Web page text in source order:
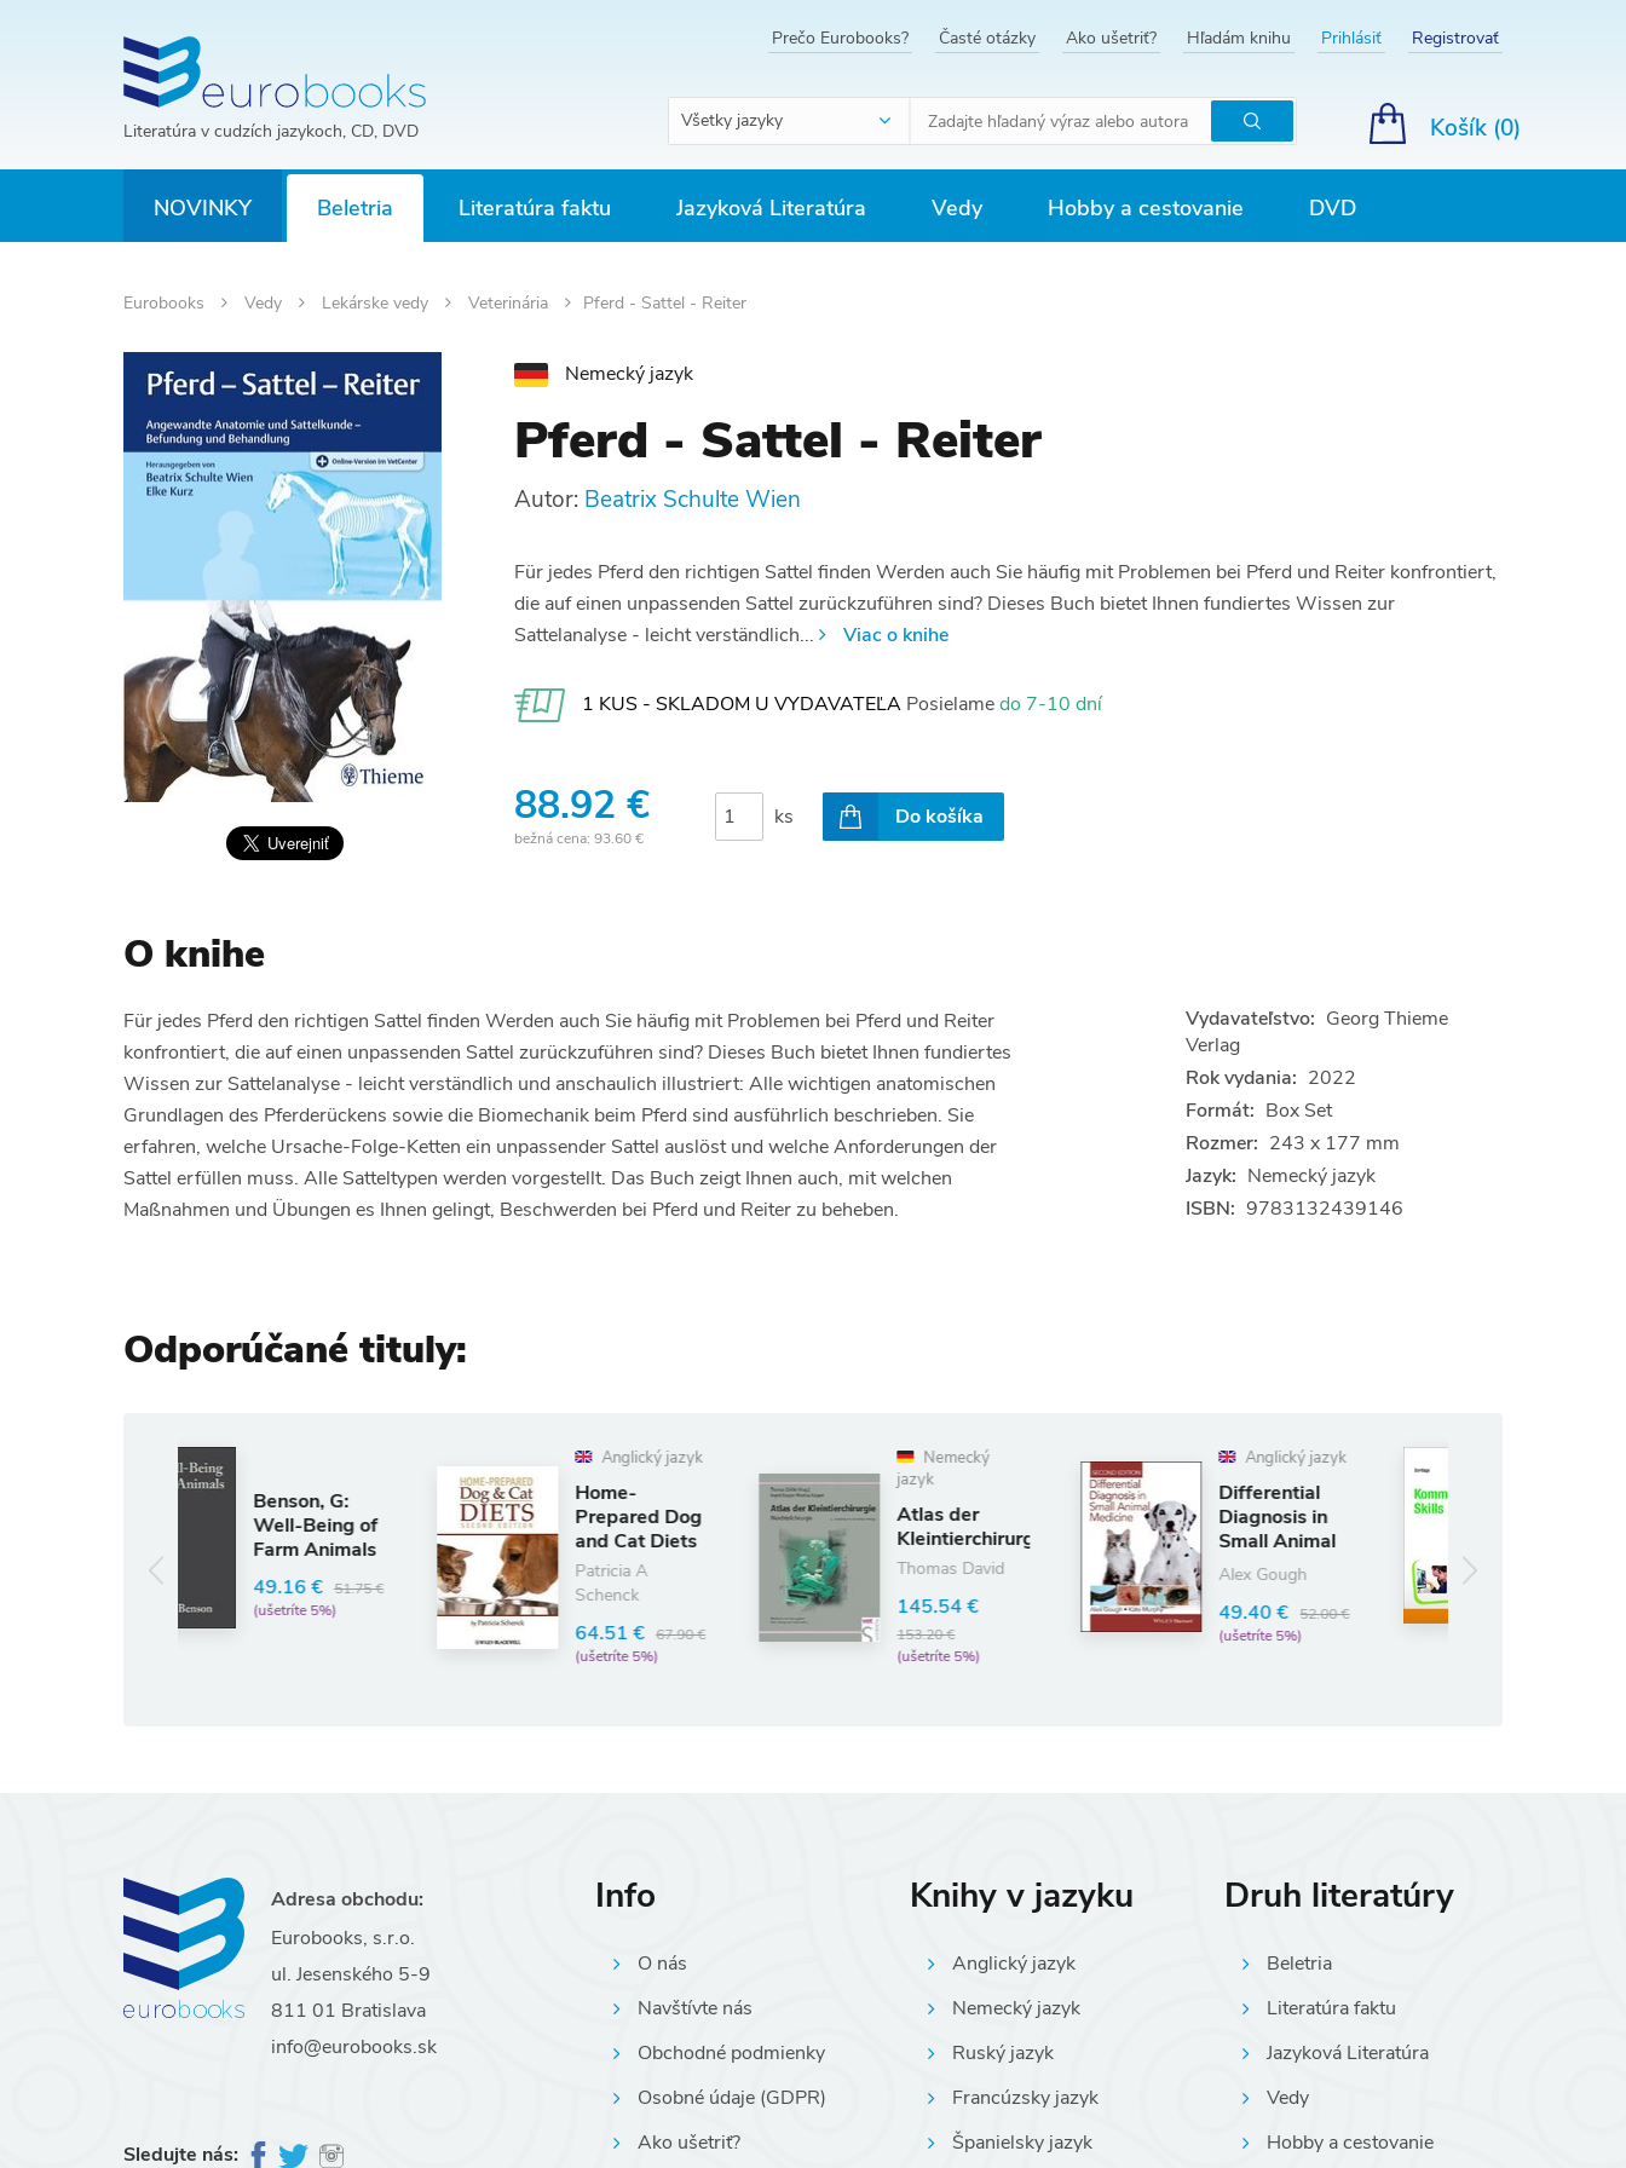
Literatúra v cudzích jazykoch, CD, DVD
Prečo Eurobooks? Časté otázky Ako ušetriť? Hľadám knihu Prihlásiť Registrovať
Všetky jazyky
Hľadať
Košík (0)
NOVINKY Beletria Literatúra faktu Jazyková Literatúra Vedy Hobby a cestovanie DVD
Eurobooks Vedy Lekárske vedy Veterinária Pferd - Sattel - Reiter
Nemecký jazyk
Pferd - Sattel - Reiter
Autor: Beatrix Schulte Wien
Für jedes Pferd den richtigen Sattel finden Werden auch Sie häufig mit Problemen bei Pferd und Reiter konfrontiert,
die auf einen unpassenden Sattel zurückzuführen sind? Dieses Buch bietet Ihnen fundiertes Wissen zur
Sattelanalyse - leicht verständlich...
Viac o knihe
1 KUS - SKLADOM U VYDAVATEĽA Posielamedo 7-10 dní
88.92 €
bežná cena: 93.60 €
ks Do košíka
O knihe
Für jedes Pferd den richtigen Sattel finden Werden auch Sie häufig mit Problemen bei Pferd und Reiter
konfrontiert, die auf einen unpassenden Sattel zurückzuführen sind? Dieses Buch bietet Ihnen fundiertes
Wissen zur Sattelanalyse - leicht verständlich und anschaulich illustriert: Alle wichtigen anatomischen
Grundlagen des Pferderückens sowie die Biomechanik beim Pferd sind ausführlich beschrieben. Sie
erfahren, welche Ursache-Folge-Ketten ein unpassender Sattel auslöst und welche Anforderungen der
Sattel erfüllen muss. Alle Satteltypen werden vorgestellt. Das Buch zeigt Ihnen auch, mit welchen
Maßnahmen und Übungen es Ihnen gelingt, Beschwerden bei Pferd und Reiter zu beheben.
Vydavateľstvo: Georg Thieme
Verlag
Rok vydania: 2022
Formát: Box Set
Rozmer: 243 x 177 mm
Jazyk: Nemecký jazyk
ISBN: 9783132439146
Odporúčané tituly:
51.75 €
Prepared Dog
and Cat Diets
Patricia A
Schenck
67.90 €
Atlas der
Kleintierchirurgie
Thomas David
145.54 €
153.20 €
Anglický jazyk
Differential
Diagnosis in
Small Animal
Medicine
Alex Gough
49.40 € 52.00 €
(ušetríte 5%)
KommunikationsSkills
40.09 € 42.20 €
(ušetríte 5%)
Adresa obchodu:
Eurobooks, s.r.o.
ul. Jesenského 5-9
811 01 Bratislava
info@eurobooks.sk
Sledujte nás:
Info
O nás
Navštívte nás
Obchodné podmienky
Osobné údaje (GDPR)
Ako ušetriť?
Knihy v jazyku
Anglický jazyk
Nemecký jazyk
Ruský jazyk
Francúzsky jazyk
Španielsky jazyk
Druh literatúry
Beletria
Literatúra faktu
Jazyková Literatúra
Vedy
Hobby a cestovanie